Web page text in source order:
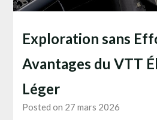
Exploration sans
Avantages du VTT
Léger
Posted on 27 mars 2026